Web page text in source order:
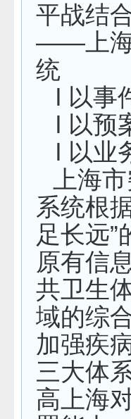
平战结
——上海
统
l 以事
l 以预
l 以业
上海
系统根
足长远
原有信
共卫生
域的综
加强疾
三大体
高上海